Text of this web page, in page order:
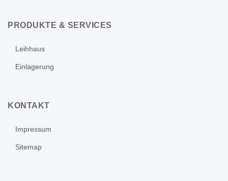
PRODUKTE & SERVICES
Leihhaus
Einlagerung
KONTAKT
Impressum
Sitemap